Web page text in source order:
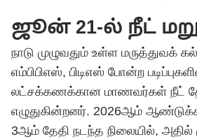
ஜூன் 21-ல் நீட் மறு
நாடு முழுவதும் உள்ள மருத்துவக்
எம்பிபிஎஸ், பிடிஎஸ் போன்ற
லட்சக்கணக்கான மாணவர்கள் நீட்
எழுதுகின்றனர். 2026ஆம்
3ஆம் தேதி நடந்த நிலையில், அதில்